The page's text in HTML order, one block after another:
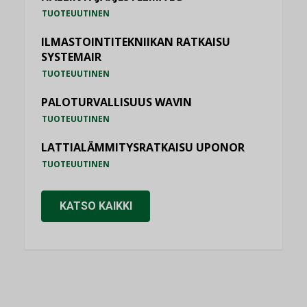
TUOTEUUTINEN
ILMASTOINTITEKNIIKAN RATKAISU
SYSTEMAIR
TUOTEUUTINEN
PALOTURVALLISUUS WAVIN
TUOTEUUTINEN
LATTIALÄMMITYSRATKAISU UPONOR
TUOTEUUTINEN
KATSO KAIKKI